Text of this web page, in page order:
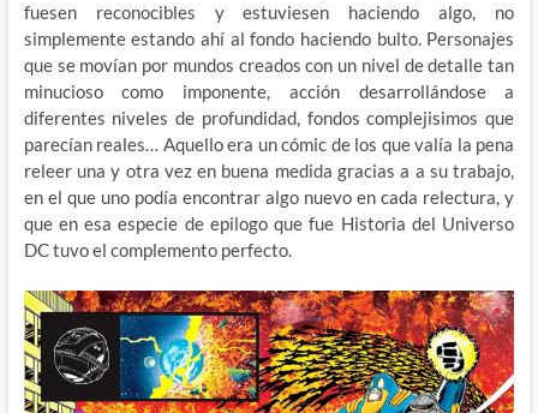
fuesen reconocibles y estuviesen haciendo algo, no
simplemente estando ahí al fondo haciendo bulto. Personajes
que se movían por mundos creados con un nivel de detalle tan
minucioso como imponente, acción desarrollándose a
diferentes niveles de profundidad, fondos complejisimos que
parecían reales… Aquello era un cómic de los que valía la pena
releer una y otra vez en buena medida gracias a a su trabajo,
en el que uno podía encontrar algo nuevo en cada relectura, y
que en esa especie de epilogo que fue Historia del Universo
DC tuvo el complemento perfecto.